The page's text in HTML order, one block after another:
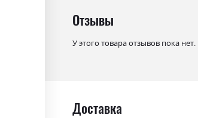
Отзывы
У этого товара отзывов пока нет.
Доставка